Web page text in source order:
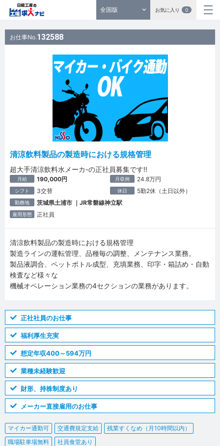
全国版 お気に入り 0
お仕事No.132588
清涼飲料製品の製造時における規格管理
超大手清涼飲料水メーカ-の正社員募集です!!
月給 190,000円 月収例 24.8万円
シフト 3交替 休日 5勤2休（土日以外）
勤務地 茨城県土浦市 ｜JR常磐線神立駅
雇用形態 正社員
清涼飲料製品の製造時における規格管理
製造ラインの運転管理、品種毎の調整、メンテナンス業務。
製品液調合、ペットボトル成型、充填業務、印字・箱詰め・自動
検査など様々な
機械オペレーション業務の4セクションの業務があります。
正社社員のお仕事
福利厚生充実
想定年収400～594万円
業種未経験歓迎
財形、持株制度あり
メーカー直接雇用のお仕事
マイカー通勤可 交通費規定支給
残業すくなめ（月10時間以内）
職場駐車場無料
社員食堂あり